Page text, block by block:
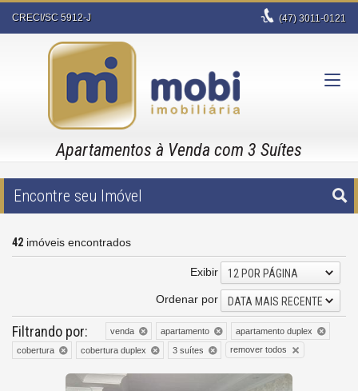
CRECI/SC 5912-J (47)3011-0121
Apartamentos à Venda com 3 Suítes
Encontre seu Imóvel
42 imóveis encontrados
Exibir
12 POR PÁGINA
Ordenar por
DATA MAIS RECENTE
Filtrando por: venda apartamento
apartamento duplex
cobertura
cobertura duplex 3 suítes remover todos